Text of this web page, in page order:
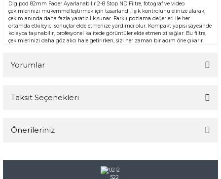
Digipod 82mm Fader Ayarlanabilir 2-8 Stop ND Filtre, fotoğraf ve video
çekimlerinizi mükemmelleştirmek için tasarlandı. Işık kontrolünü elinize alarak,
çekim anında daha fazla yaratıcılık sunar. Farklı pozlama değerleri ile her
ortamda etkileyici sonuçlar elde etmenize yardımcı olur. Kompakt yapısı sayesinde
kolayca taşınabilir, profesyonel kalitede görüntüler elde etmenizi sağlar. Bu filtre,
çekimlerinizi daha göz alıcı hale getirirken, sizi her zaman bir adım öne çıkarır.
Yorumlar
Taksit Seçenekleri
Önerileriniz
konularda yetersiz gördüğünüz noktaları öneri formunu
kullanarak tarafımıza iletebilirsiniz.